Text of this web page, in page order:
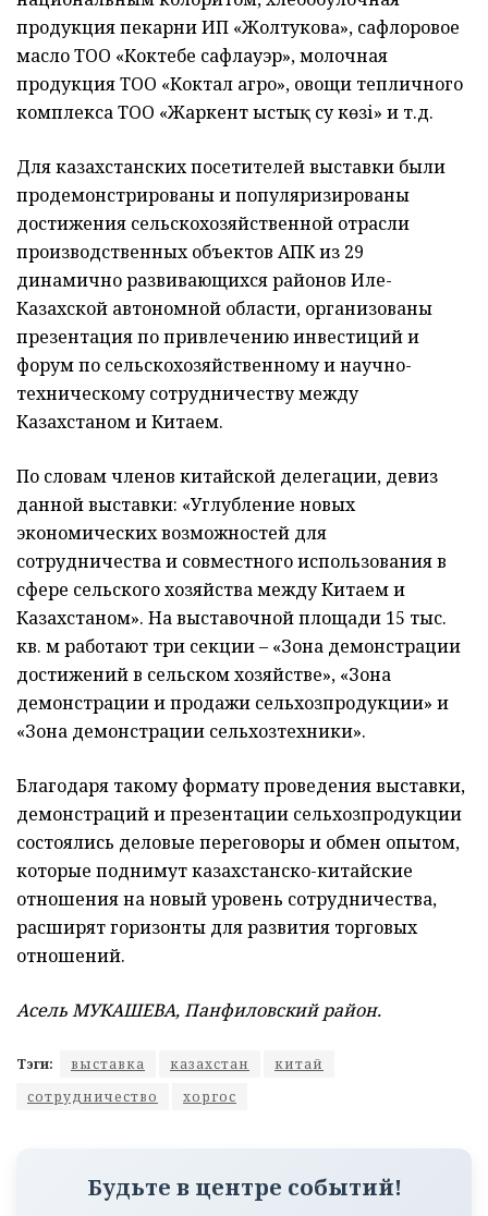
продукция пекарни ИП «Жолтукова», сафлоровое
масло ТОО «Коктебе сафлауэр», молочная
продукция ТОО «Коктал агро», овощи тепличного
комплекса ТОО «Жаркент ыстық су көзі» и т.д.
Для казахстанских посетителей выставки были
продемонстрированы и популяризированы
достижения сельскохозяйственной отрасли
производственных объектов АПК из 29
динамично развивающихся районов Иле-
Казахской автономной области, организованы
презентация по привлечению инвестиций и
форум по сельскохозяйственному и научно-
техническому сотрудничеству между
Казахстаном и Китаем.
По словам членов китайской делегации, девиз
данной выставки: «Углубление новых
экономических возможностей для
сотрудничества и совместного использования в
сфере сельского хозяйства между Китаем и
Казахстаном». На выставочной площади 15 тыс.
кв. м работают три секции – «Зона демонстрации
достижений в сельском хозяйстве», «Зона
демонстрации и продажи сельхозпродукции» и
«Зона демонстрации сельхозтехники».
Благодаря такому формату проведения выставки,
демонстраций и презентации сельхозпродукции
состоялись деловые переговоры и обмен опытом,
которые поднимут казахстанско-китайские
отношения на новый уровень сотрудничества,
расширят горизонты для развития торговых
отношений.
Асель МУКАШЕВА, Панфиловский район.
Тэги: выставка казахстан
китай
сотрудничество
хоргос
Будьте в центре событий!